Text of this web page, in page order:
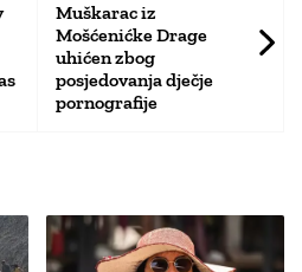
Muškarac iz
Mošćenićke Drage
uhićen zbog
posjedovanja dječje
pornografije